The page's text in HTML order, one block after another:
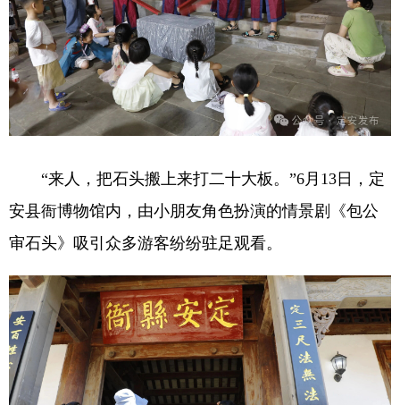
“来人，把石头搬上来打二十大板。”6月13日，定
安县衙博物馆内，由小朋友角色扮演的情景剧《包公
审石头》吸引众多游客纷纷驻足观看。